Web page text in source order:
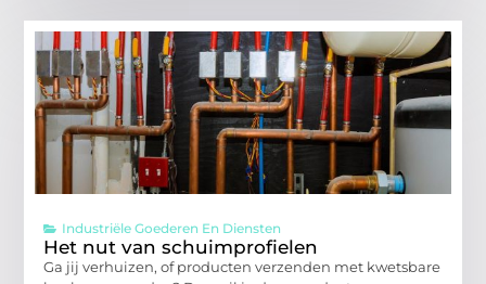
Industriële Goederen En Diensten
Het nut van schuimprofielen
Ga jij verhuizen, of producten verzenden met kwetsbare